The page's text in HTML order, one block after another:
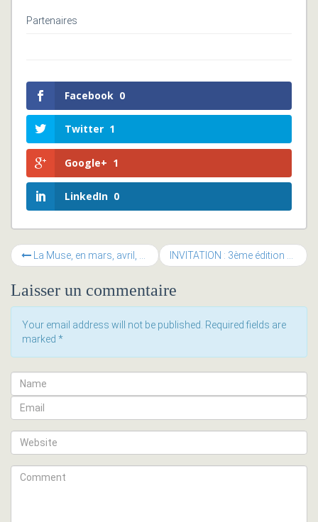
Partenaires
Facebook 0
Twitter 1
Google+ 1
LinkedIn 0
La Muse, en mars, avril, mai, c’est “The Place To RBI” INVITATION : 3ème édition de la Suisse des Talents
Laisser un commentaire
Your email address will not be published. Required fields are
marked *